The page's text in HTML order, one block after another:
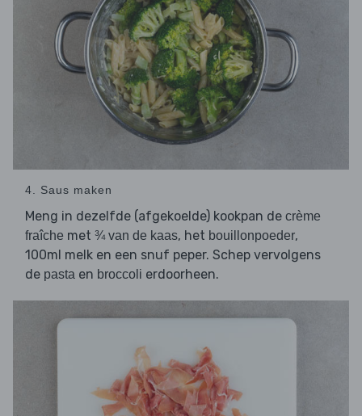
4. Saus maken
Meng in dezelfde (afgekoelde) kookpan de crème
fraîche met ¾ van de kaas, het bouillonpoeder,
100ml melk en een snuf peper. Schep vervolgens
de pasta en broccoli erdoorheen.